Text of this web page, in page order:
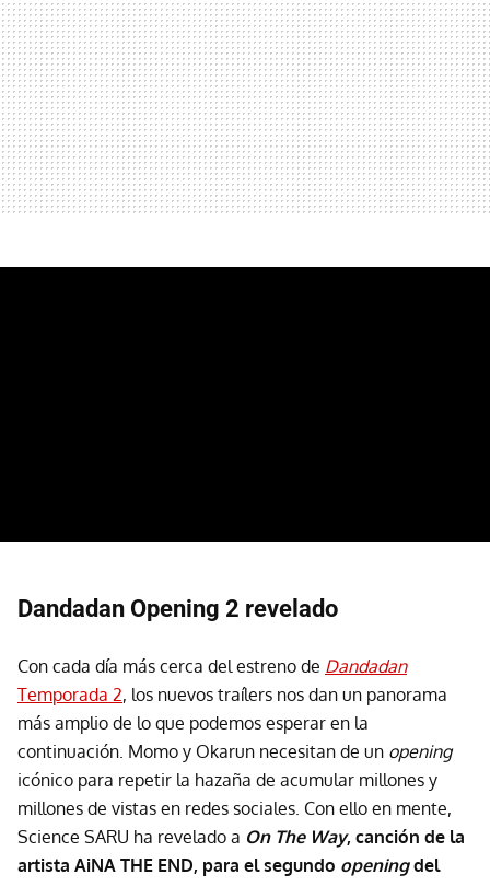
Dandadan Opening 2 revelado
Con cada día más cerca del estreno de Dandadan
Temporada 2, los nuevos traílers nos dan un panorama
más amplio de lo que podemos esperar en la
continuación. Momo y Okarun necesitan de un opening
icónico para repetir la hazaña de acumular millones y
millones de vistas en redes sociales. Con ello en mente,
Science SARU ha revelado a On The Way, canción de la
artista AiNA THE END, para el segundo openingdel